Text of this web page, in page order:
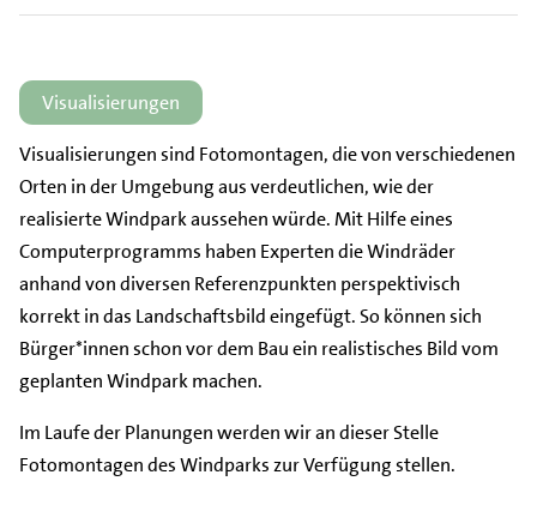
Visualisierungen
Visualisierungen sind Fotomontagen, die von verschiedenen
Orten in der Umgebung aus verdeutlichen, wie der
realisierte Windpark aussehen würde. Mit Hilfe eines
Computerprogramms haben Experten die Windräder
anhand von diversen Referenzpunkten perspektivisch
korrekt in das Landschaftsbild eingefügt. So können sich
Bürger*innen schon vor dem Bau ein realistisches Bild vom
geplanten Windpark machen.
Im Laufe der Planungen werden wir an dieser Stelle
Fotomontagen des Windparks zur Verfügung stellen.